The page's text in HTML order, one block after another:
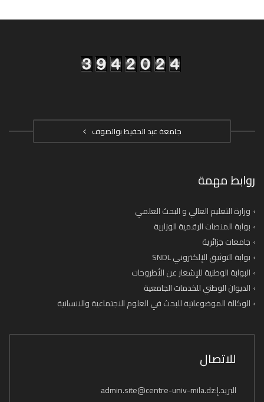
جامعة عبد الحفيظ بوالصوف
روابط مهمة
وزارة التعليم العالي و البحث العلمي
بوابة المنصات الرقمية الوزارية
جامعات جزائرية
بوابة التوثيق الإلكتروني SNDL
البوابة الوطنية للإشعار عن الأطروحات
الديوان الوطني للخدمات الجامعية
الوكالة الموضوعاتية للبحث في العلوم الاجتماعية والانسانية
للاتصال
البريد.إ:admin.site@centre-univ-mila.dz